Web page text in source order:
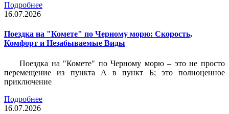
Подробнее
16.07.2026
Поездка на "Комете" по Черному морю: Скорость,
Комфорт и Незабываемые Виды
Поездка на "Комете" по Черному морю – это не просто
перемещение из пункта А в пункт Б; это полноценное
приключение
Подробнее
16.07.2026